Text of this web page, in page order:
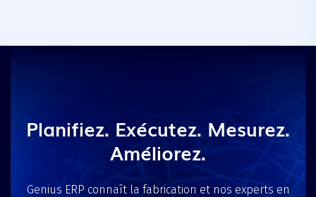
Planifiez. Exécutez. Mesurez.
Améliorez.
Genius ERP connaît la fabrication et nos experts en